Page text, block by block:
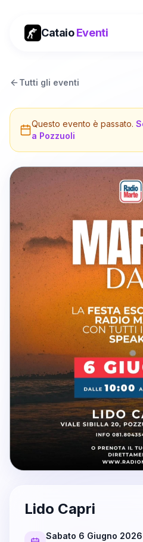
CataioEventi
Tutti gli eventi
Questo evento è passato.
a Pozzuoli
Lido Capri
Sabato 6 Giugno 2026